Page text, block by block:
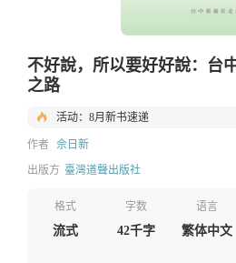
不好說，所以要好好說：台
之路
活动： 8月新书速递
作者 佘日新
出版方 臺灣道聲出版社
格式
流式
字数
42千字
语言
繁体中文